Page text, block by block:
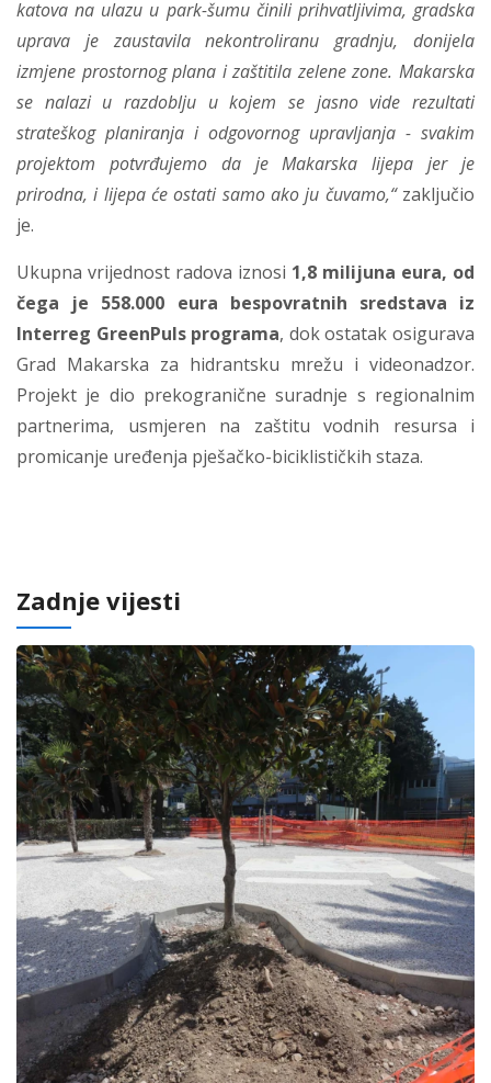
katova na ulazu u park-šumu činili prihvatljivima, gradska
uprava je zaustavila nekontroliranu gradnju, donijela
izmjene prostornog plana i zaštitila zelene zone. Makarska
se nalazi u razdoblju u kojem se jasno vide rezultati
strateškog planiranja i odgovornog upravljanja - svakim
projektom potvrđujemo da je Makarska lijepa jer je
prirodna, i lijepa će ostati samo ako ju čuvamo,“zaključio
je.
Ukupna vrijednost radova iznosi 1,8 milijuna eura, od
čega je 558.000 eura bespovratnih sredstava iz
Interreg GreenPuls programa, dok ostatak osigurava
Grad Makarska za hidrantsku mrežu i videonadzor.
Projekt je dio prekogranične suradnje s regionalnim
partnerima, usmjeren na zaštitu vodnih resursa i
promicanje uređenja pješačko-biciklističkih staza.
Zadnje vijesti